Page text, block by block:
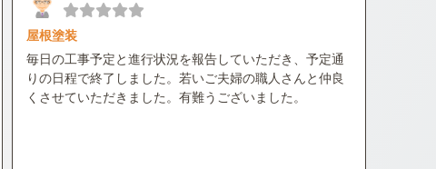
屋根塗装
毎日の工事予定と進行状況を報告していただき、予定通
りの日程で終了しました。若いご夫婦の職人さんと仲良
くさせていただきました。有難うございました。